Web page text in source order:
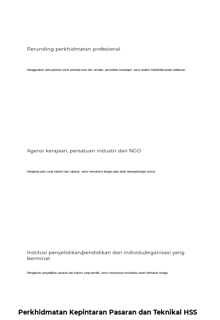
Perkhidmatan Kepintaran Pasaran dan Teknikal HSS
Perunding perkhidmatan profesional
Menggunakan data pasaran untuk penanda aras dan ramalan, pemodelan kewangan, serta analisis kebolehlaksanaan pelaburan.
Agensi kerajaan, persatuan industri dan NGO
Mengenal pasti corak industri dan cabaran, serta memahami dengan jelas pihak berkepentingan utama.
Institusi penyelidikan/pendidikan dan individu/organisasi yang
berminat
Mengakses penyelidikan pasaran dan industri yang bernilai, serta menyokong komunikasi awam berkaitan tenaga.